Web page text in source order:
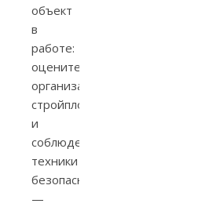
объект
в
работе:
оцените
организацию
стройплощадки
и
соблюдение
техники
безопасности.
—